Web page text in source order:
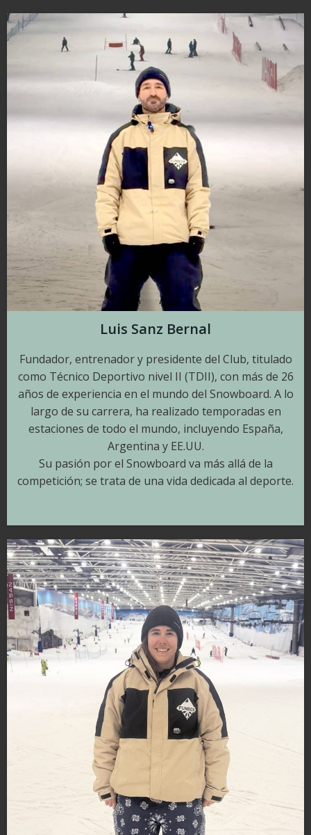
Luis Sanz Bernal
Fundador, entrenador y presidente del Club, titulado
como Técnico Deportivo nivel II (TDII), con más de 26
años de experiencia en el mundo del Snowboard. A lo
largo de su carrera, ha realizado temporadas en
estaciones de todo el mundo, incluyendo España,
Argentina y EE.UU.
Su pasión por el Snowboard va más allá de la
competición; se trata de una vida dedicada al deporte.